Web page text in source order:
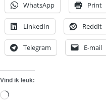
WhatsApp Print
LinkedIn Reddit
Telegram E-mail
Vind ik leuk:
Aan